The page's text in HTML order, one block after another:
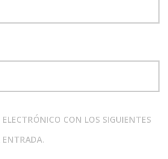
CON LOS SIGUIENTES